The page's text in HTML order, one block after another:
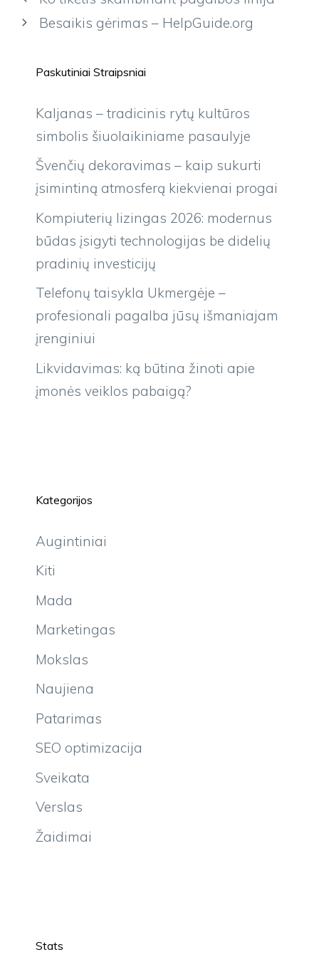
Besaikis gėrimas – HelpGuide.org
Paskutiniai Straipsniai
Kaljanas – tradicinis rytų kultūros
simbolis šiuolaikiniame pasaulyje
Švenčių dekoravimas – kaip sukurti
įsimintiną atmosferą kiekvienai progai
Kompiuterių lizingas 2026: modernus
būdas įsigyti technologijas be didelių
pradinių investicijų
Telefonų taisykla Ukmergėje –
profesionali pagalba jūsų išmaniajam
įrenginiui
Likvidavimas: ką būtina žinoti apie
įmonės veiklos pabaigą?
Kategorijos
Augintiniai
Kiti
Mada
Marketingas
Mokslas
Naujiena
Patarimas
SEO optimizacija
Sveikata
Verslas
Žaidimai
Stats